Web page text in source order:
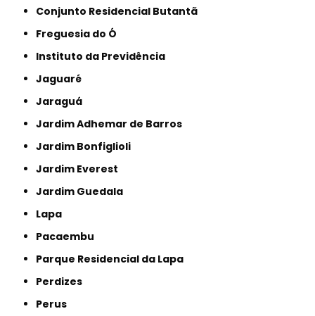
Conjunto Residencial Butantã
Freguesia do Ó
Instituto da Previdência
Jaguaré
Jaraguá
Jardim Adhemar de Barros
Jardim Bonfiglioli
Jardim Everest
Jardim Guedala
Lapa
Pacaembu
Parque Residencial da Lapa
Perdizes
Perus